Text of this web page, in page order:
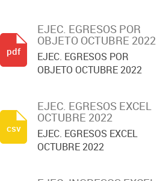
EJEC. EGRESOS POR
OBJETO OCTUBRE 2022
EJEC. EGRESOS POR
OBJETO OCTUBRE 2022
pdf
EJEC. EGRESOS EXCEL
OCTUBRE 2022
EJEC. EGRESOS EXCEL
OCTUBRE 2022
csv